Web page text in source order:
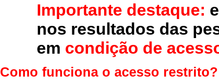
Importante destaque:
nos resultados das
em condição de
Como funciona o acesso restrito?